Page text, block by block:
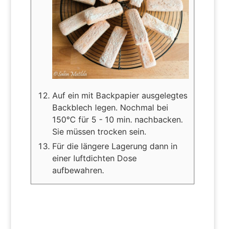
Auf ein mit Backpapier ausgelegtes
Backblech legen. Nochmal bei
150°C für 5 - 10 min. nachbacken.
Sie müssen trocken sein.
Für die längere Lagerung dann in
einer luftdichten Dose
aufbewahren.